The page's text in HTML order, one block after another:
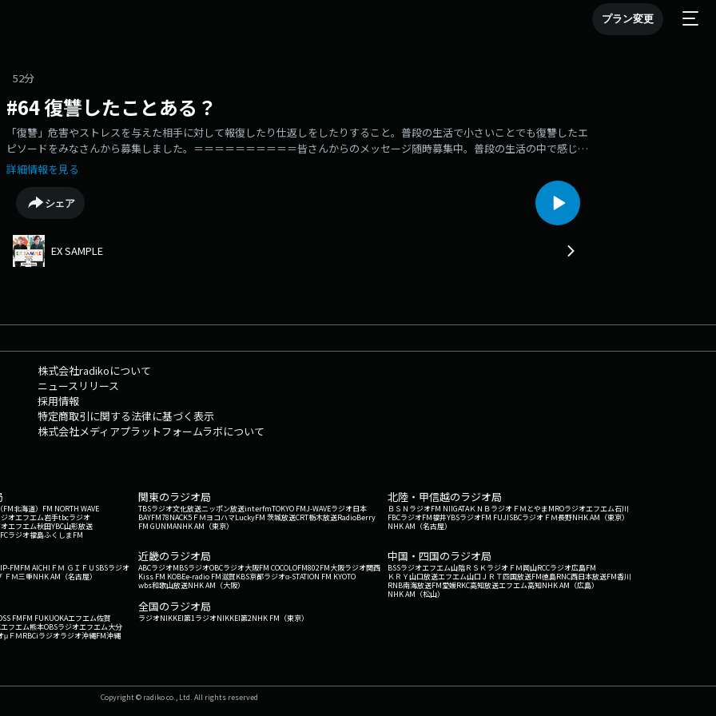
プラン変更
52分
#64 復讐したことある？
「復讐」危害やストレスを与えた相手に対して報復したり仕返しをしたりすること。普段の生活で小さいことでも復讐したエ
ピソードをみなさんから募集しました。＝＝＝＝＝＝＝＝＝＝皆さんからのメッセージ随時募集中。普段の生活の中で感じた
マイノリティーやたかさき、南への質問、悩み相談などふつおたもお待ちしております。そして各コーナーへのメールも受付
中。メッセージはXで #エグザンプル813 をつけて投稿もしくは番組ホームページにあるMESSAGE TO STUDIO から！
https://www.j-wave.co.jp/original/exsample/コーナーは・・・『痰壺川柳』愚痴、悩み、何気ない出来事、普段言いたいけ
ど、言うほどでもないオチもないし、面白くもない、吐きたいけど、吐けない、そんな痰のようなメッセージを送ってくださ
い！二人が川柳にします！『サンクスシャンクス』シャンクス、東出、カイトにリスナーの皆さんが普段の生活で抱えている
悩みを相談してみませんか？「ありがとう」の気持ちを込めて相談に乗ります！
詳細情報を見る
シェア
EX SAMPLE
株式会社radikoについて
ニュースリリース
採用情報
特定商取引に関する法律に基づく表示
株式会社メディアプラットフォームラボについて
北海道） FM NORTH WAVE
オエフエム岩手tbcラジオ
エフエム秋田YBC山形放送
ラジオ福島ふくしまFM
関東のラジオ局
TBSラジオ文化放送ニッポン放送interfmTOKYO FMJ-WAVEラジオ日本
BAYFM78NACK5 ＦＭヨコハマLuckyFM 茨城放送CRT栃木放送RadioBerry
FM GUNMANHK AM（東京）
北陸・甲信越のラジオ局
ＢＳＮラジオFM NIIGATAＫＮＢラジオ ＦＭとやまMROラジオエフエム石川
FBCラジオFM福井YBSラジオFM FUJISBCラジオ ＦＭ長野NHK AM（東京）
NHK AM（名古屋）
FMFM AICHI ＦＭ ＧＩＦＵ SBSラジオ
ＦＭ三重NHK AM（名古屋）
近畿のラジオ局
ABCラジオMBSラジオOBCラジオ大阪FM COCOLOFM802FM大阪ラジオ関西
Kiss FM KOBEe-radio FM滋賀KBS京都ラジオα-STATION FM KYOTO
wbs和歌山放送NHK AM（大阪）
中国・四国のラジオ局
BSSラジオエフエム山陰ＲＳＫラジオ ＦＭ岡山RCCラジオ広島FM
ＫＲＹ山口放送エフエム山口 ＪＲＴ四国放送FM徳島RNC西日本放送FM香川
RNB南海放送FM愛媛RKC高知放送エフエム高知NHK AM（広島）
NHK AM（松山）
FMFM FUKUOKAエフエム佐賀
フエム熊本OBSラジオエフエム大分
μＦＭRBCiラジオラジオ沖縄FM沖縄
全国のラジオ局
ラジオNIKKEI第1ラジオNIKKEI第2NHK FM（東京）
Copyright © radiko co., Ltd. All rights reserved